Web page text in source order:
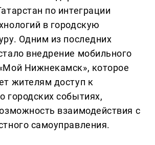
по интеграции
в городскую
Одним из последних
внедрение мобильного
Нижнекамск», которое
жителям доступ к
городских событиях,
взаимодействия с
самоуправления.